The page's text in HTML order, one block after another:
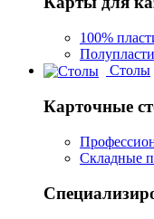
100%
Столы
Карточные
Складные